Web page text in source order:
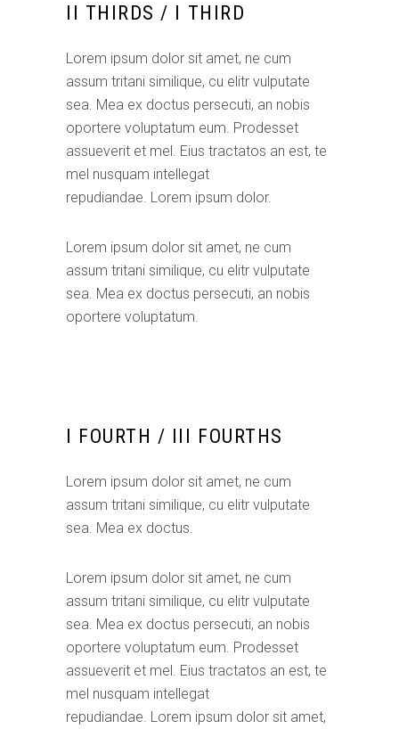
II THIRDS / I THIRD
Lorem ipsum dolor sit amet, ne cum
assum tritani similique, cu elitr vulputate
sea. Mea ex doctus persecuti, an nobis
oportere voluptatum eum. Prodesset
assueverit et mel. Eius tractatos an est, te
mel nusquam intellegat
repudiandae. Lorem ipsum dolor.
Lorem ipsum dolor sit amet, ne cum
assum tritani similique, cu elitr vulputate
sea. Mea ex doctus persecuti, an nobis
oportere voluptatum.
I FOURTH / III FOURTHS
Lorem ipsum dolor sit amet, ne cum
assum tritani similique, cu elitr vulputate
sea. Mea ex doctus.
Lorem ipsum dolor sit amet, ne cum
assum tritani similique, cu elitr vulputate
sea. Mea ex doctus persecuti, an nobis
oportere voluptatum eum. Prodesset
assueverit et mel. Eius tractatos an est, te
mel nusquam intellegat
repudiandae. Lorem ipsum dolor sit amet,